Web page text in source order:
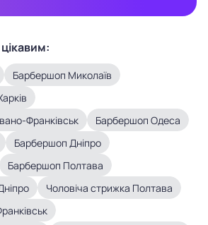
Барбершоп Миколаїв
Франківськ
Барбершоп Одеса
Барбершоп Дніпро
Барбершоп Полтава
Чоловіча стрижка Полтава